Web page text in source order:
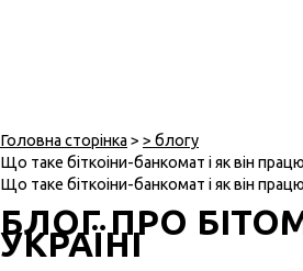
Головна сторінка> > блогу
Що таке біткоіни-банкомат і як він
Що таке біткоіни-банкомат і як він
БЛОГ ПРО
УКРАЇНІ